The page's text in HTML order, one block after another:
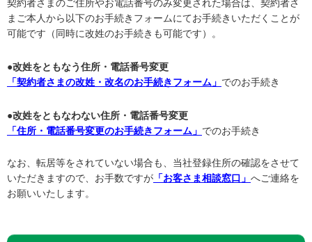
契約者さまのご住所やお電話番号のみ変更された場合は、契約者さ
まご本人から以下のお手続きフォームにてお手続きいただくことが
可能です（同時に改姓のお手続きも可能です）。
●改姓をともなう住所・電話番号変更
「契約者さまの改姓・改名のお手続きフォーム」 でのお手続き
●改姓をともなわない住所・電話番号変更
「住所・電話番号変更のお手続きフォーム」 でのお手続き
なお、転居等をされていない場合も、当社登録住所の確認をさせて
いただきますので、お手数ですが 「お客さま相談窓口」 へご連絡を
お願いいたします。